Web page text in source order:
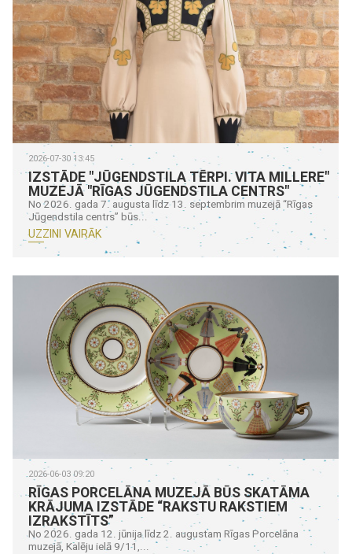
2026-07-30 13:45
IZSTĀDE "JŪGENDSTILA TĒRPI. VITA MILLERE"
MUZEJĀ "RĪGAS JŪGENDSTILA CENTRS"
No 2026. gada 7. augusta līdz 13. septembrim muzejā “Rīgas
Jūgendstila centrs” būs...
UZZINI VAIRĀK
2026-06-03 09:20
RĪGAS PORCELĀNA MUZEJĀ BŪS SKATĀMA
KRĀJUMA IZSTĀDE “RAKSTU RAKSTIEM
IZRAKSTĪTS”
No 2026. gada 12. jūnija līdz 2. augustam Rīgas Porcelāna
muzejā, Kalēju ielā 9/11,...